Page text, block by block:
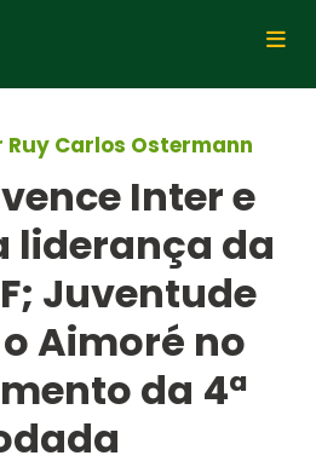
Ruy Carlos Ostermann
Inter e
liderança da
Juventude
Aimoré no
da 4ª